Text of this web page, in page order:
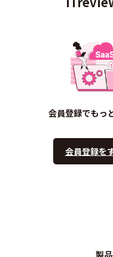
会員登録でもっ
会員登録を
製